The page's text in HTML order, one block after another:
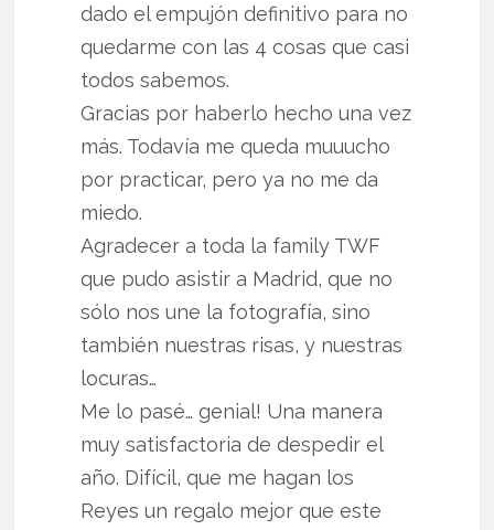
dado el empujón definitivo para no
quedarme con las 4 cosas que casi
todos sabemos.
Gracias por haberlo hecho una vez
más. Todavía me queda muuucho
por practicar, pero ya no me da
miedo.
Agradecer a toda la family TWF
que pudo asistir a Madrid, que no
sólo nos une la fotografía, sino
también nuestras risas, y nuestras
locuras…
Me lo pasé… genial! Una manera
muy satisfactoria de despedir el
año. Difícil, que me hagan los
Reyes un regalo mejor que este